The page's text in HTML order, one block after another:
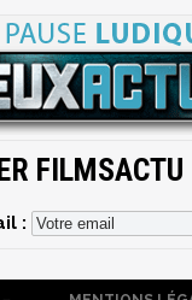
FILMSACTU
: